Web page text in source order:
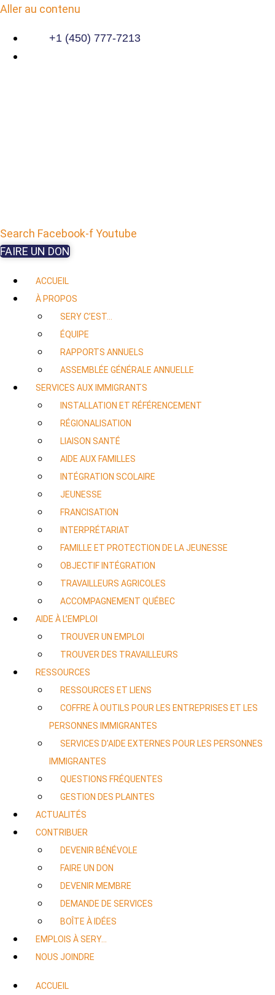
Aller au contenu
+1 (450) 777-7213
Search Facebook-fYoutube
FAIRE UN DON
ACCUEIL
À PROPOS
SERY C’EST…
ÉQUIPE
RAPPORTS ANNUELS
ASSEMBLÉE GÉNÉRALE ANNUELLE
SERVICES AUX IMMIGRANTS
INSTALLATION ET RÉFÉRENCEMENT
RÉGIONALISATION
LIAISON SANTÉ
AIDE AUX FAMILLES
INTÉGRATION SCOLAIRE
JEUNESSE
FRANCISATION
INTERPRÉTARIAT
FAMILLE ET PROTECTION DE LA JEUNESSE
OBJECTIF INTÉGRATION
TRAVAILLEURS AGRICOLES
ACCOMPAGNEMENT QUÉBEC
AIDE À L’EMPLOI
TROUVER UN EMPLOI
TROUVER DES TRAVAILLEURS
RESSOURCES
RESSOURCES ET LIENS
COFFRE À OUTILS POUR LES ENTREPRISES ET LES
PERSONNES IMMIGRANTES
SERVICES D’AIDE EXTERNES POUR LES PERSONNES
IMMIGRANTES
QUESTIONS FRÉQUENTES
GESTION DES PLAINTES
ACTUALITÉS
CONTRIBUER
DEVENIR BÉNÉVOLE
FAIRE UN DON
DEVENIR MEMBRE
DEMANDE DE SERVICES
BOÎTE À IDÉES
EMPLOIS À SERY…
NOUS JOINDRE
ACCUEIL